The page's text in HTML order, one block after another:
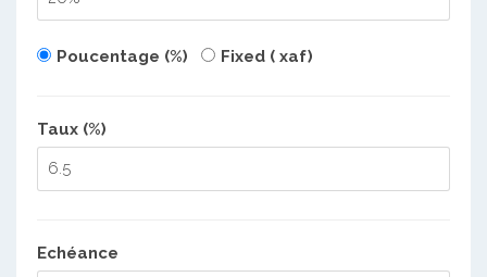
Poucentage (%) Fixed ( xaf)
Taux (%)
Echéance